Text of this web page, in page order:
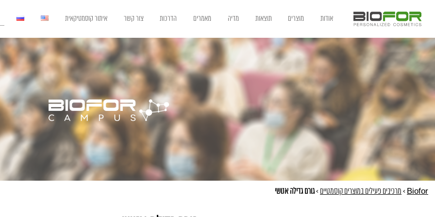
אודות מוצרים תוצאות מדיה מאמרים הדרכות צור קשר איתור קוסמטיקאית
Biofor
> מרכיבים פעילים במוצרים קוסמטיים >גורם גדילה אנושי